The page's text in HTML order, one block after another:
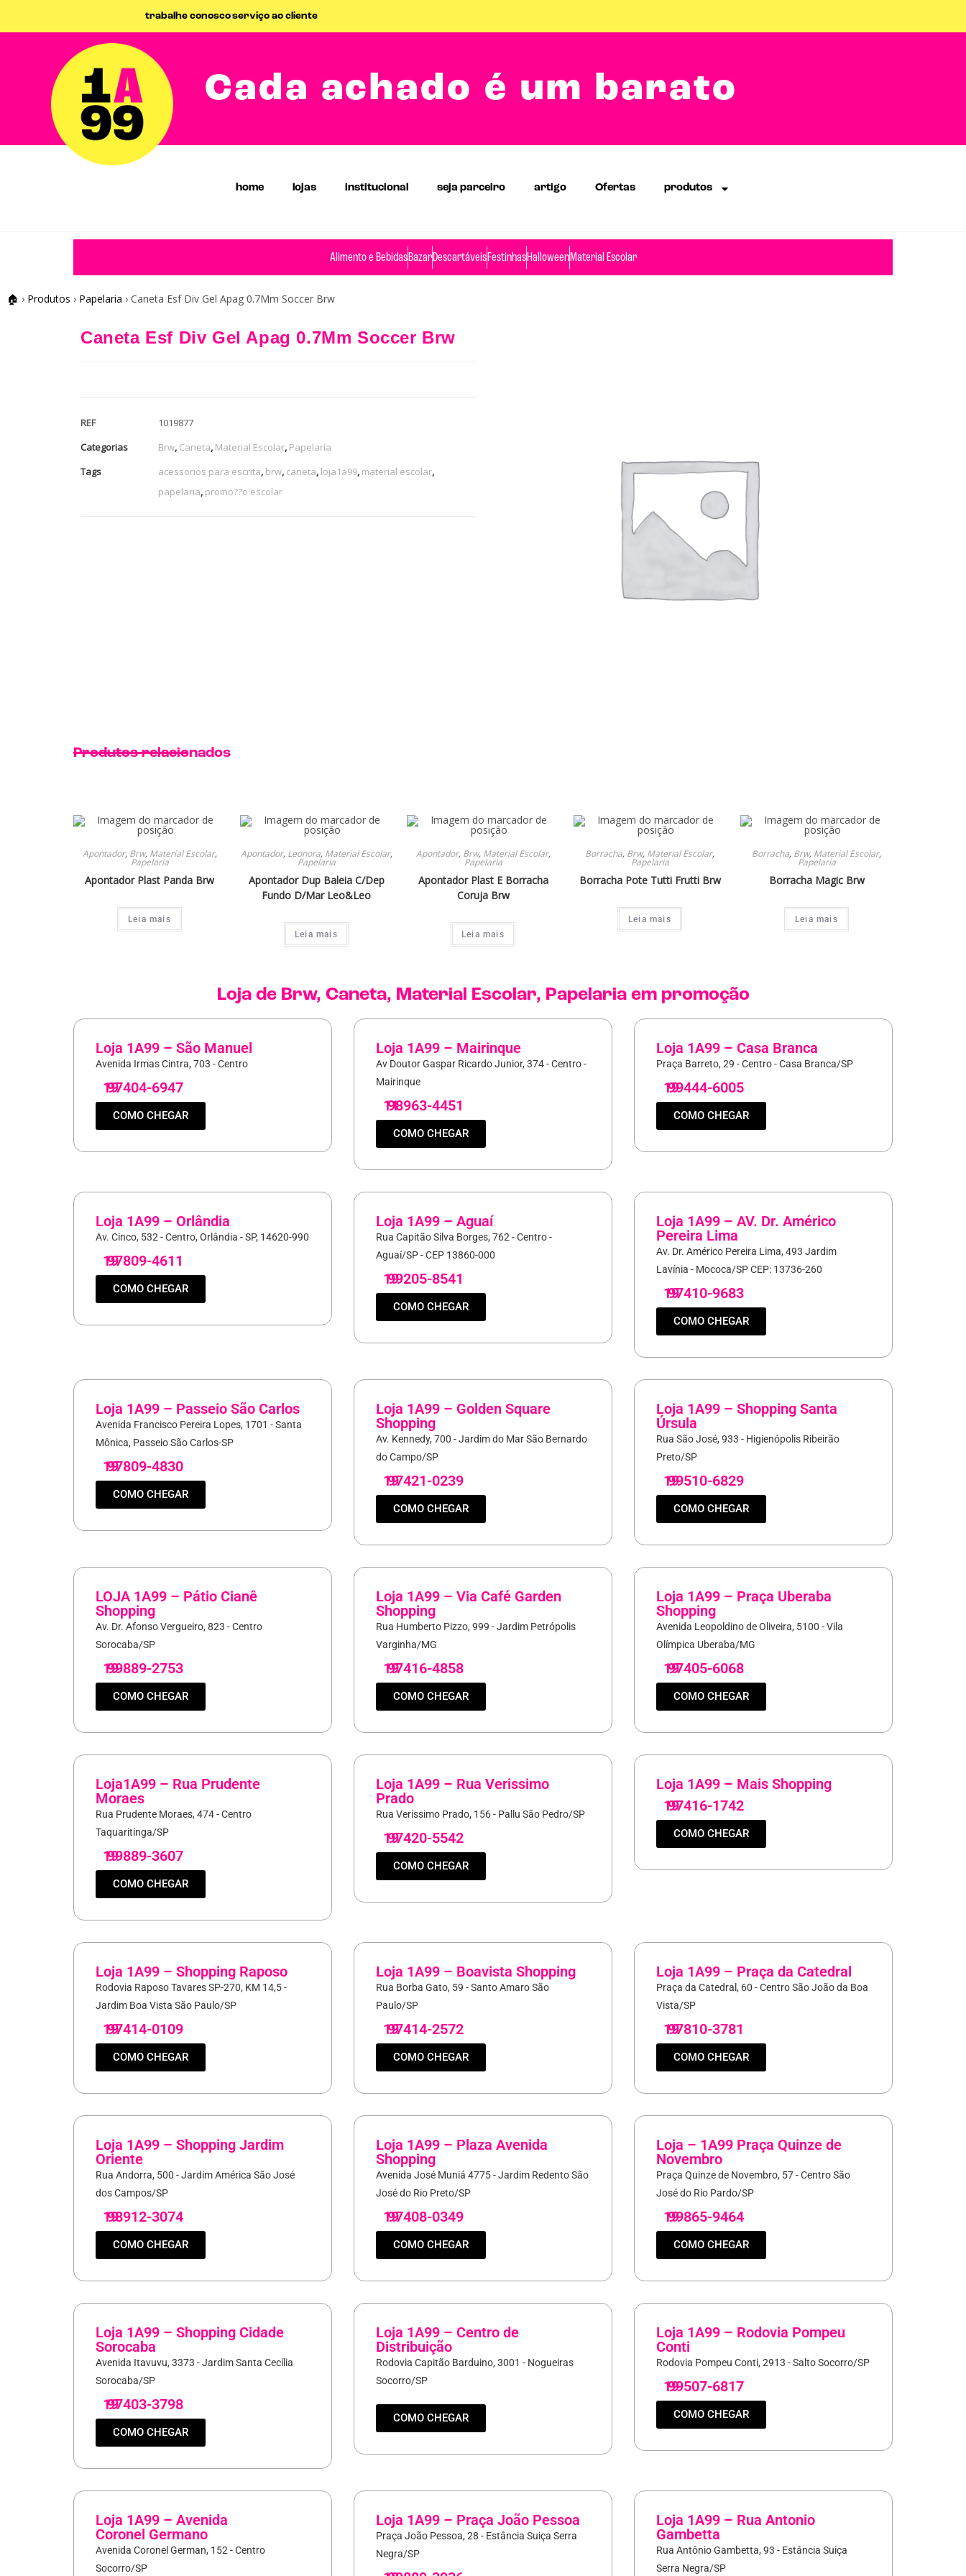
trabalhe conoscoserviço ao cliente
Cada achado é um barato
home lojas institucional seja parceiro artigo Ofertas produtos
Alimento e BebidasBazarDescartáveisFestinhasHalloweenMaterial Escolar
🏠 › Produtos › Papelaria › Caneta Esf Div Gel Apag 0.7Mm Soccer Brw
Caneta Esf Div Gel Apag 0.7Mm Soccer Brw
REF
1019877
Categorias
Brw, Caneta, Material Escolar, Papelaria
Tags
acessorios para escrita, brw, caneta, loja1a99, material escolar,
papelaria, promo??o escolar
Produtos relacionados
Apontador, Brw, Material Escolar,
Papelaria
Apontador Plast Panda Brw
Leia mais
Apontador, Leonora, Material Escolar,
Papelaria
Apontador Dup Baleia C/Dep
Fundo D/Mar Leo&Leo
Leia mais
Apontador, Brw, Material Escolar,
Papelaria
Apontador Plast E Borracha
Coruja Brw
Leia mais
Borracha, Brw, Material Escolar,
Papelaria
Borracha Pote Tutti Frutti Brw
Leia mais
Borracha, Brw, Material Escolar,
Papelaria
Borracha Magic Brw
Leia mais
Loja de Brw, Caneta, Material Escolar, Papelariaem promoção
Loja 1A99 – São Manuel
Avenida Irmas Cintra, 703 - Centro
19
97404-6947
COMO CHEGAR
Loja 1A99 – Mairinque
Av Doutor Gaspar Ricardo Junior, 374 - Centro -
Mairinque
11
98963-4451
COMO CHEGAR
Loja 1A99 – Casa Branca
Praça Barreto, 29 - Centro - Casa Branca/SP
19
99444-6005
COMO CHEGAR
Loja 1A99 – Orlândia
Av. Cinco, 532 - Centro, Orlândia - SP, 14620-990
19
97809-4611
COMO CHEGAR
Loja 1A99 – Aguaí
Rua Capitão Silva Borges, 762 - Centro -
Aguaí/SP - CEP 13860-000
19
99205-8541
COMO CHEGAR
Loja 1A99 – AV. Dr. Américo
Pereira Lima
Av. Dr. Américo Pereira Lima, 493 Jardim
Lavínia - Mococa/SP CEP: 13736-260
19
97410-9683
COMO CHEGAR
Loja 1A99 – Passeio São Carlos
Avenida Francisco Pereira Lopes, 1701 - Santa
Mônica, Passeio São Carlos-SP
19
97809-4830
COMO CHEGAR
Loja 1A99 – Golden Square
Shopping
Av. Kennedy, 700 - Jardim do Mar São Bernardo
do Campo/SP
19
97421-0239
COMO CHEGAR
Loja 1A99 – Shopping Santa
Úrsula
Rua São José, 933 - Higienópolis Ribeirão
Preto/SP
19
99510-6829
COMO CHEGAR
LOJA 1A99 – Pátio Cianê
Shopping
Av. Dr. Afonso Vergueiro, 823 - Centro
Sorocaba/SP
19
99889-2753
COMO CHEGAR
Loja 1A99 – Via Café Garden
Shopping
Rua Humberto Pizzo, 999 - Jardim Petrópolis
Varginha/MG
19
97416-4858
COMO CHEGAR
Loja 1A99 – Praça Uberaba
Shopping
Avenida Leopoldino de Oliveira, 5100 - Vila
Olímpica Uberaba/MG
19
97405-6068
COMO CHEGAR
Loja1A99 – Rua Prudente
Moraes
Rua Prudente Moraes, 474 - Centro
Taquaritinga/SP
19
99889-3607
COMO CHEGAR
Loja 1A99 – Rua Verissimo
Prado
Rua Veríssimo Prado, 156 - Pallu São Pedro/SP
19
97420-5542
COMO CHEGAR
Loja 1A99 – Mais Shopping
19
97416-1742
COMO CHEGAR
Loja 1A99 – Shopping Raposo
Rodovia Raposo Tavares SP-270, KM 14,5 -
Jardim Boa Vista São Paulo/SP
19
97414-0109
COMO CHEGAR
Loja 1A99 – Boavista Shopping
Rua Borba Gato, 59 - Santo Amaro São
Paulo/SP
19
97414-2572
COMO CHEGAR
Loja 1A99 – Praça da Catedral
Praça da Catedral, 60 - Centro São João da Boa
Vista/SP
19
97810-3781
COMO CHEGAR
Loja 1A99 – Shopping Jardim
Oriente
Rua Andorra, 500 - Jardim América São José
dos Campos/SP
19
98912-3074
COMO CHEGAR
Loja 1A99 – Plaza Avenida
Shopping
Avenida José Muniá 4775 - Jardim Redento São
José do Rio Preto/SP
19
97408-0349
COMO CHEGAR
Loja – 1A99 Praça Quinze de
Novembro
Praça Quinze de Novembro, 57 - Centro São
José do Rio Pardo/SP
19
99865-9464
COMO CHEGAR
Loja 1A99 – Shopping Cidade
Sorocaba
Avenida Itavuvu, 3373 - Jardim Santa Cecília
Sorocaba/SP
19
97403-3798
COMO CHEGAR
Loja 1A99 – Centro de
Distribuição
Rodovia Capitão Barduino, 3001 - Nogueiras
Socorro/SP
COMO CHEGAR
Loja 1A99 – Rodovia Pompeu
Conti
Rodovia Pompeu Conti, 2913 - Salto Socorro/SP
19
99507-6817
COMO CHEGAR
Loja 1A99 – Avenida
Coronel Germano
Avenida Coronel German, 152 - Centro
Socorro/SP
Loja 1A99 – Praça João Pessoa
Praça João Pessoa, 28 - Estância Suiça Serra
Negra/SP
Loja 1A99 – Rua Antonio
Gambetta
Rua Antônio Gambetta, 93 - Estância Suiça
Serra Negra/SP